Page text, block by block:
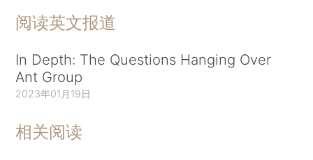
阅读英文报道
In Depth: The Questions Hanging Over
Ant Group
2023年01月19日
相关阅读